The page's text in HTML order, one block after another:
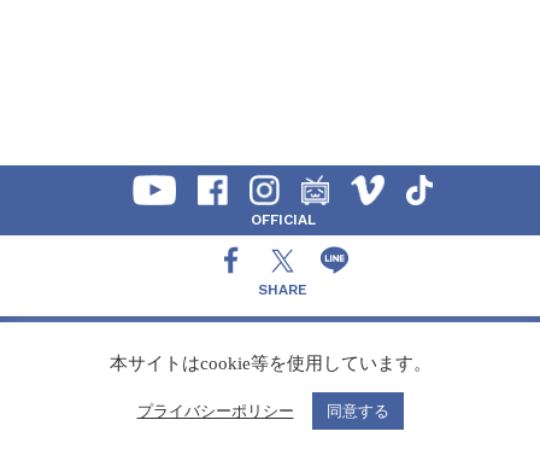
OFFICIAL
SHARE
CONTACT
Copyright Speedy,Inc.
本サイトはcookie等を使用しています。
プライバシーポリシー 同意する